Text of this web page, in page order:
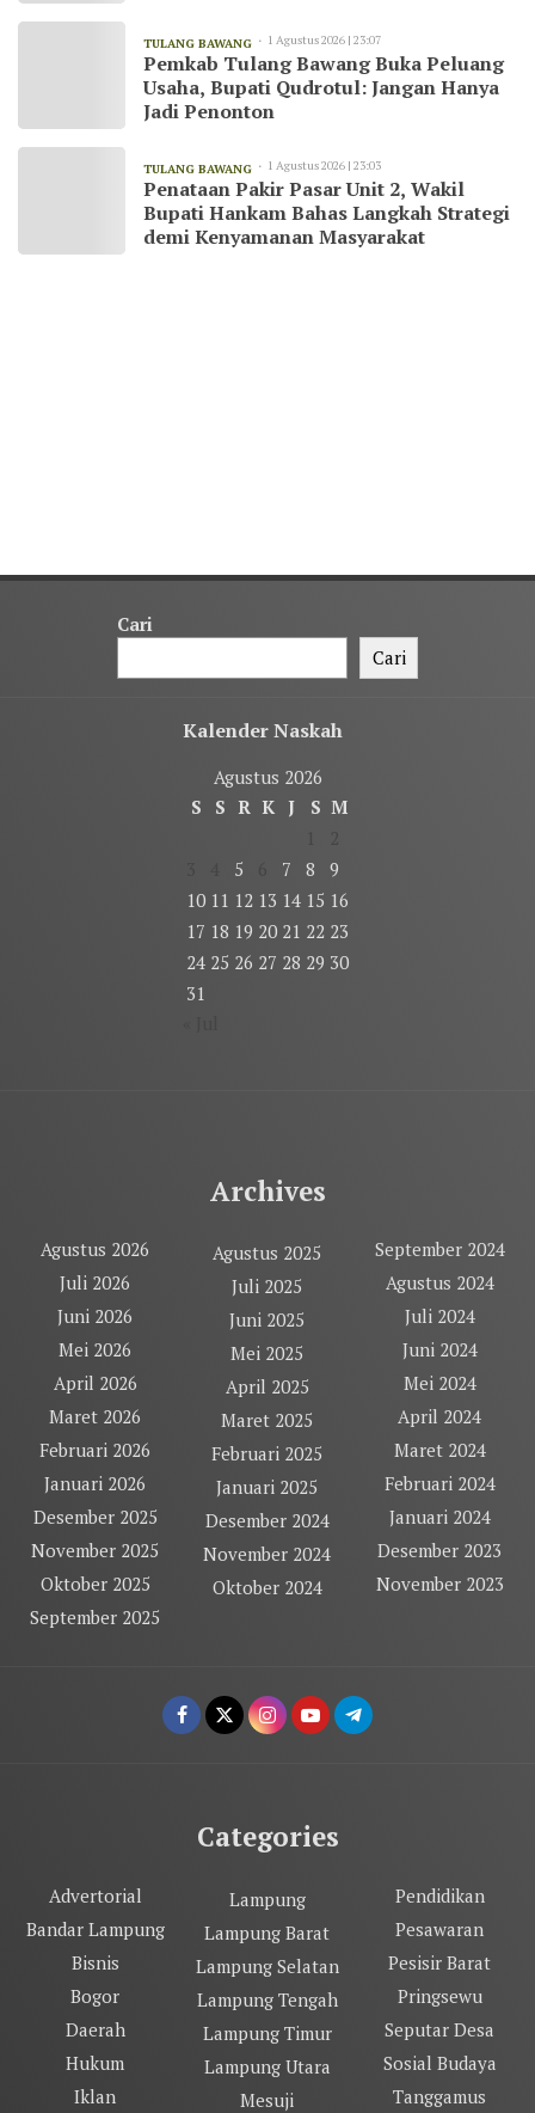
TULANG BAWANG 1 Agustus 2026 | 23:07
Pemkab Tulang Bawang Buka Peluang
Usaha, Bupati Qudrotul: Jangan Hanya
Jadi Penonton
TULANG BAWANG 1 Agustus 2026 | 23:03
Penataan Pakir Pasar Unit 2, Wakil
Bupati Hankam Bahas Langkah Strategi
demi Kenyamanan Masyarakat
Cari
Cari
Kalender Naskah
Agustus 2026
S
S R K J S M
5 7 8
9
10 11 12 13 14 15 16
17 18 19 20 21 22 23
24 25 26 27 28 29 30
31
Archives
Agustus 2026
Juli 2026
Juni 2026
Mei 2026
April 2026
Maret 2026
Februari 2026
Januari 2026
Desember 2025
November 2025
Oktober 2025
September 2025
Agustus 2025
Juli 2025
Juni 2025
Mei 2025
April 2025
Maret 2025
Februari 2025
Januari 2025
Desember 2024
November 2024
Oktober 2024
September 2024
Agustus 2024
Juli 2024
Juni 2024
Mei 2024
April 2024
Maret 2024
Februari 2024
Januari 2024
Desember 2023
November 2023
Categories
Advertorial
Bandar Lampung
Bisnis
Bogor
Daerah
Hukum
Iklan
Lampung
Lampung Barat
Lampung Selatan
Lampung Tengah
Lampung Timur
Lampung Utara
Mesuji
Pendidikan
Pesawaran
Pesisir Barat
Pringsewu
Seputar Desa
Sosial Budaya
Tanggamus